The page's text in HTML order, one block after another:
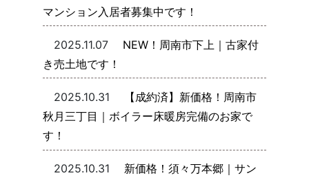
マンション入居者募集中です！
2025.11.07
NEW！周南市下上｜古家付
き売土地です！
2025.10.31
【成約済】新価格！周南市
秋月三丁目｜ボイラー床暖房完備のお家で
す！
2025.10.31
新価格！須々万本郷｜サン